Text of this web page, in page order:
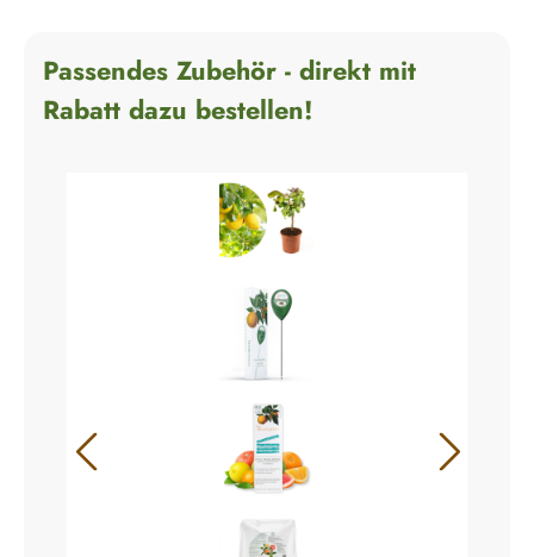
Passendes Zubehör - direkt mit
Rabatt dazu bestellen!